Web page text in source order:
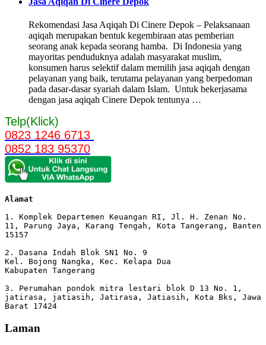
Rekomendasi Jasa Aqiqah Di Cinere Depok – Pelaksanaan
aqiqah merupakan bentuk kegembiraan atas pemberian
seorang anak kepada seorang hamba. Di Indonesia yang
mayoritas penduduknya adalah masyarakat muslim,
konsumen harus selektif dalam memilih jasa aqiqah dengan
pelayanan yang baik, terutama pelayanan yang berpedoman
pada dasar-dasar syariah dalam Islam. Untuk bekerjasama
dengan jasa aqiqah Cinere Depok tentunya …
Telp(Klick)
0823 1246 6713
0852 183 95370
Alamat
1. Komplek Departemen Keuangan RI, Jl. H. Zenan No.
11, Parung Jaya, Karang Tengah, Kota Tangerang, Banten
15157
2. Dasana Indah Blok SN1 No. 9
Kel. Bojong Nangka, Kec. Kelapa Dua
Kabupaten Tangerang
3. Perumahan pondok mitra lestari blok D 13 No. 1,
jatirasa, jatiasih, Jatirasa, Jatiasih, Kota Bks, Jawa
Barat 17424
Laman